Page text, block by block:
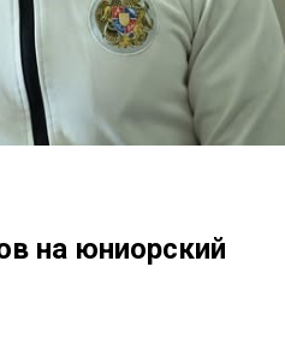
на юниорский